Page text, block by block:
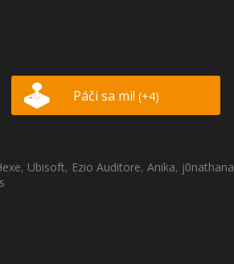
Páči sa mi! (+4)
, Ubisoft, Ezio Auditore, Anika, j0nathana